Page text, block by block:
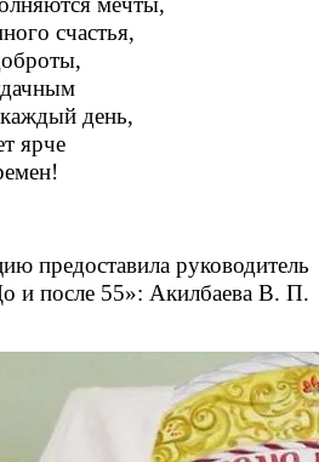
счастья,
день,
ярче
предоставила руководитель
и после 55»: Акилбаева В. П.